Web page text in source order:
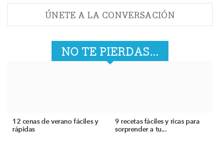
ÚNETE A LA CONVERSACIÓN
NO TE PIERDAS...
12 cenas de verano fáciles y
rápidas
9 recetas fáciles y ricas para
sorprender a tu...